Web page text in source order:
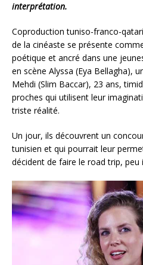
interprétation.
Coproduction tuniso-franco-
de la cinéaste se présente
poétique et ancré dans une
en scène Alyssa (Eya Bellagha),
Mehdi (Slim Baccar), 23 ans,
proches qui utilisent leur
triste réalité.
Un jour, ils découvrent un
tunisien et qui pourrait leur
décident de faire le road trip,